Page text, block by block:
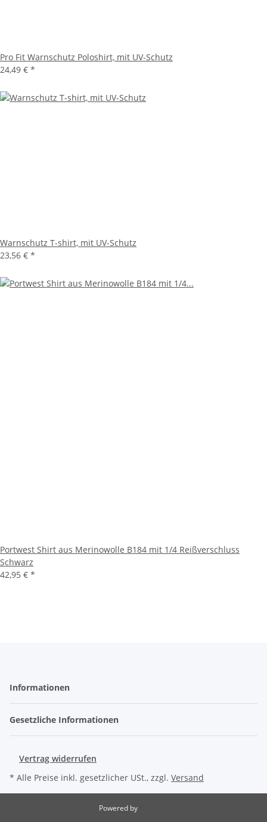
Pro Fit Warnschutz Poloshirt, mit UV-Schutz
24,49 € *
Warnschutz T-shirt, mit UV-Schutz
23,56 € *
Portwest Shirt aus Merinowolle B184 mit 1/4 Reißverschluss
Schwarz
42,95 € *
Informationen
Gesetzliche Informationen
Vertrag widerrufen
* Alle Preise inkl. gesetzlicher USt., zzgl. Versand
Powered by